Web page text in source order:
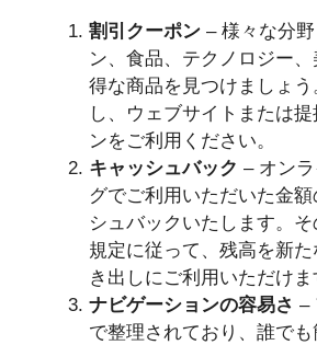
割引クーポン – 様々な分
ン、食品、テクノロジー
得な商品を見つけましょ
し、ウェブサイトまたは
ンをご利用ください。
キャッシュバック – オン
グでご利用いただいた金
シュバックいたします。
規定に従って、残高を新た
き出しにご利用いただけま
ナビゲーションの容易さ –
で整理されており、誰で